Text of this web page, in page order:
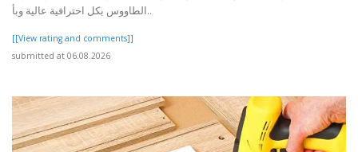
الطاووس بكل احترافية عالية وبأ..
[[View rating and comments]]
submitted at 06.08.2026